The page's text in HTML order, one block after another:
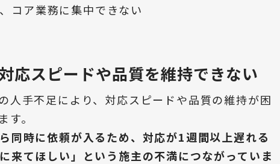
コア業務に集中できない
応スピードや品質を維持できない
人手不足により、対応スピードや品質の維持が困
。
同時に依頼が入るため、対応が1週間以上遅れる
来てほしい」という施主の不満につながっていま